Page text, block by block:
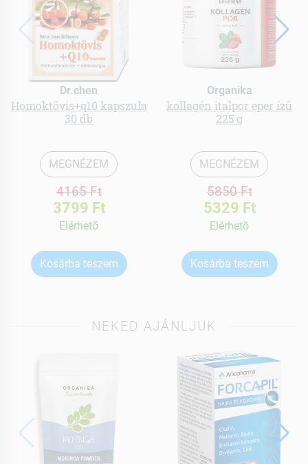
Dr.chen
Homoktövis+q10 kapszula
30 db
MEGNÉZEM
4165 Ft
3799 Ft
Elérhetõ
Kosárba teszem
Organika
kollagén italpor eper ízű
225 g
MEGNÉZEM
5850 Ft
5329 Ft
Elérhetõ
Kosárba teszem
NEKED AJÁNLJUK